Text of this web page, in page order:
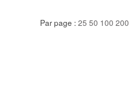
Par page : 25 50 100 200